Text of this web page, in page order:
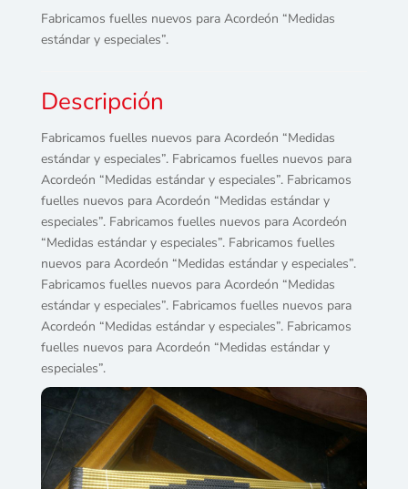
Fabricamos fuelles nuevos para Acordeón “Medidas
estándar y especiales”.
Descripción
Fabricamos fuelles nuevos para Acordeón “Medidas
estándar y especiales”. Fabricamos fuelles nuevos para
Acordeón “Medidas estándar y especiales”. Fabricamos
fuelles nuevos para Acordeón “Medidas estándar y
especiales”. Fabricamos fuelles nuevos para Acordeón
“Medidas estándar y especiales”. Fabricamos fuelles
nuevos para Acordeón “Medidas estándar y especiales”.
Fabricamos fuelles nuevos para Acordeón “Medidas
estándar y especiales”. Fabricamos fuelles nuevos para
Acordeón “Medidas estándar y especiales”. Fabricamos
fuelles nuevos para Acordeón “Medidas estándar y
especiales”.